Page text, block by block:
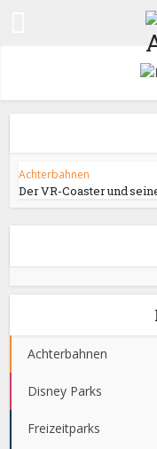
Achterbahnen
Der VR-Coaster und
Achterbahnen
Disney Parks
Freizeitparks